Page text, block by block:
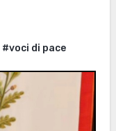
#voci di pace